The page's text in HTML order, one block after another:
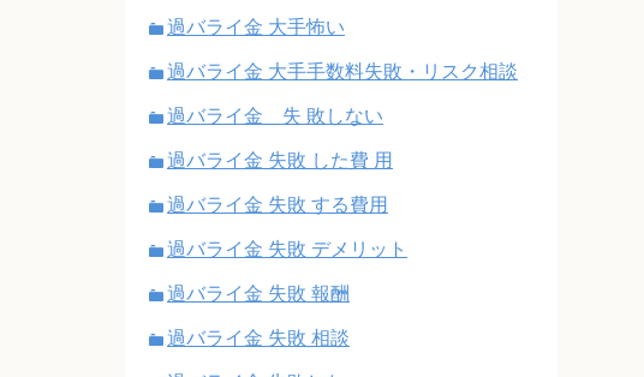
過バライ金 大手怖い
過バライ金 大手手数料失敗・リスク相談
過バライ金 失 敗しない
過バライ金 失敗 した費 用
過バライ金 失敗 する費用
過バライ金 失敗 デメリット
過バライ金 失敗 報酬
過バライ金 失敗 相談